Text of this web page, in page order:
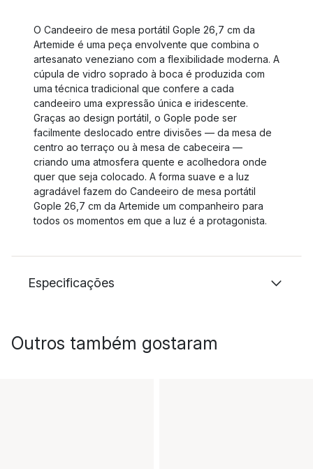
O Candeeiro de mesa portátil Gople 26,7 cm da
Artemide é uma peça envolvente que combina o
artesanato veneziano com a flexibilidade moderna. A
cúpula de vidro soprado à boca é produzida com
uma técnica tradicional que confere a cada
candeeiro uma expressão única e iridescente.
Graças ao design portátil, o Gople pode ser
facilmente deslocado entre divisões — da mesa de
centro ao terraço ou à mesa de cabeceira —
criando uma atmosfera quente e acolhedora onde
quer que seja colocado. A forma suave e a luz
agradável fazem do Candeeiro de mesa portátil
Gople 26,7 cm da Artemide um companheiro para
todos os momentos em que a luz é a protagonista.
Especificações
Outros também gostaram